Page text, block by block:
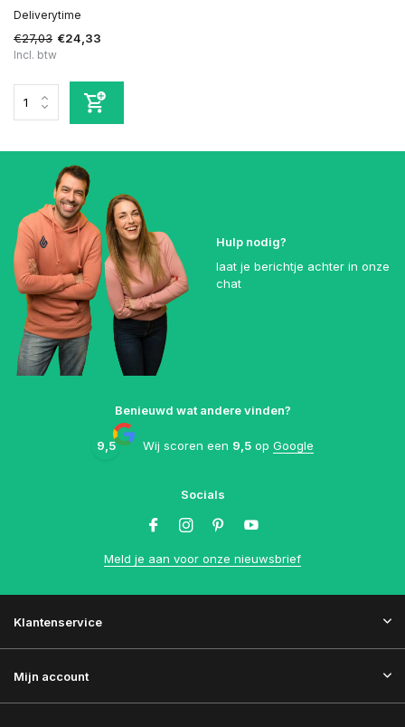
Deliverytime
€27,03 €24,33
Incl. btw
Hulp nodig?
laat je berichtje achter in onze
chat
Benieuwd wat andere vinden?
9,5 Wij scoren een 9,5 op Google
Socials
Meld je aan voor onze nieuwsbrief
Klantenservice
Mijn account